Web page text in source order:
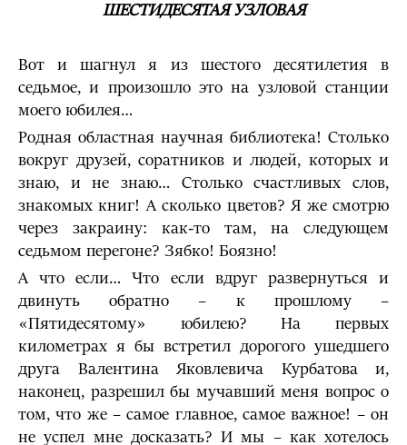
ШЕСТИДЕСЯТАЯ УЗЛОВАЯ
Вот и шагнул я из шестого десятилетия в
седьмое, и произошло это на узловой станции
моего юбилея…
Родная областная научная библиотека! Столько
вокруг друзей, соратников и людей, которых и
знаю, и не знаю… Столько счастливых слов,
знакомых книг! А сколько цветов? Я же смотрю
через закраину: как-то там, на следующем
седьмом перегоне? Зябко! Боязно!
А что если… Что если вдруг развернуться и
двинуть обратно – к прошлому –
«Пятидесятому» юбилею? На первых
километрах я бы встретил дорогого ушедшего
друга Валентина Яковлевича Курбатова и,
наконец, разрешил бы мучавший меня вопрос о
том, что же – самое главное, самое важное! – он
не успел мне досказать? И мы – как хотелось